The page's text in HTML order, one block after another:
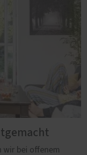
wir bei offenem